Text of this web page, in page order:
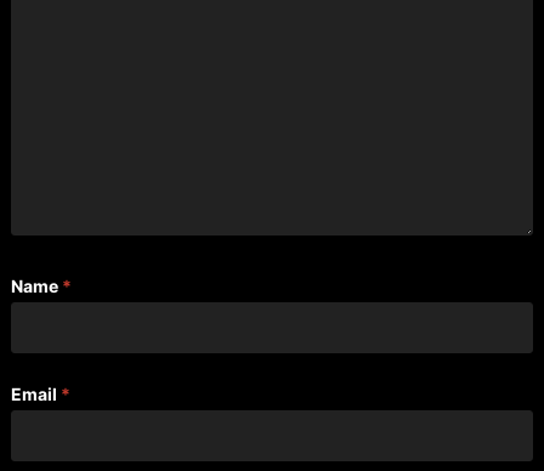
Name *
Email *